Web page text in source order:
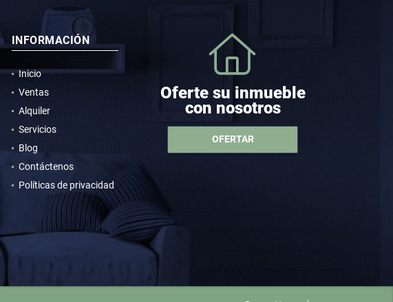
INFORMACIÓN
Inicio
Ventas
Alquiler
Servicios
Blog
Contáctenos
Políticas de privacidad
Oferte su inmueble
con nosotros
OFERTAR